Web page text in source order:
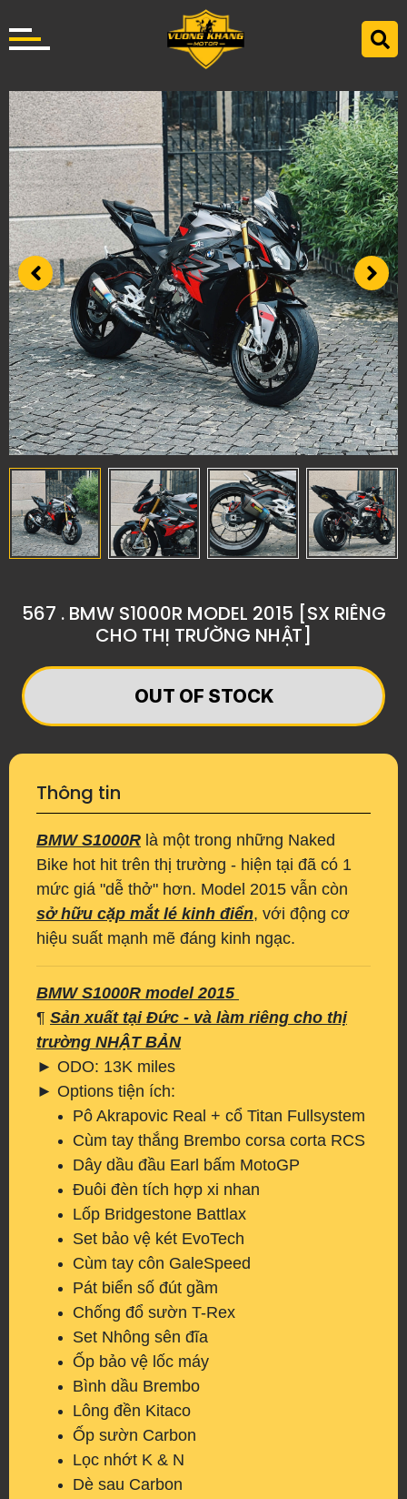
567 . BMW S1000R MODEL 2015 [SX RIÊNG
CHO THỊ TRƯỜNG NHẬT]
OUT OF STOCK
Thông tin
BMW S1000R là một trong những Naked
Bike hot hit trên thị trường - hiện tại đã có 1
mức giá "dễ thở" hơn. Model 2015 vẫn còn
sở hữu cặp mắt lé kinh điển, với động cơ
hiệu suất mạnh mẽ đáng kinh ngạc.
BMW S1000R model 2015
¶ Sản xuất tại Đức - và làm riêng cho thị
trường NHẬT BẢN
► ODO: 13K miles
► Options tiện ích:
Pô Akrapovic Real + cổ Titan Fullsystem
Cùm tay thắng Brembo corsa corta RCS
Dây dầu đầu Earl bấm MotoGP
Đuôi đèn tích hợp xi nhan
Lốp Bridgestone Battlax
Set bảo vệ két EvoTech
Cùm tay côn GaleSpeed
Pát biển số đút gầm
Chống đổ sườn T-Rex
Set Nhông sên đĩa
Ốp bảo vệ lốc máy
Bình dầu Brembo
Lông đền Kitaco
Ốp sườn Carbon
Lọc nhớt K & N
Dè sau Carbon